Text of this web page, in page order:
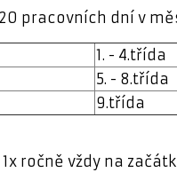
pracovních dní v
1. - 4.třída
5. - 8.třída
9.třída
ročně vždy na